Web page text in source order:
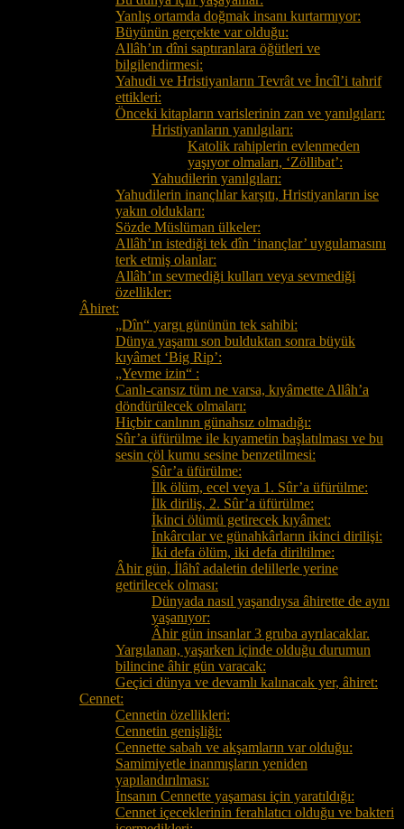
Yanlış ortamda doğmak insanı kurtarmıyor:
Büyünün gerçekte var olduğu:
Allâh’ın dîni saptıranlara öğütleri ve
bilgilendirmesi:
Yahudi ve Hristiyanların Tevrât ve İncîl’i tahrif
ettikleri:
Önceki kitapların varislerinin zan ve yanılgıları:
Hristiyanların yanılgıları:
Katolik rahiplerin evlenmeden
yaşıyor olmaları, ‘Zöllibat’:
Yahudilerin yanılgıları:
Yahudilerin inançlılar karşıtı, Hristiyanların ise
yakın oldukları:
Sözde Müslüman ülkeler:
Allâh’ın istediği tek dîn ‘inançlar’ uygulamasını
terk etmiş olanlar:
Allâh’ın sevmediği kulları veya sevmediği
özellikler:
Âhiret:
„Dîn“ yargı gününün tek sahibi:
Dünya yaşamı son bulduktan sonra büyük
kıyâmet ‘Big Rip’:
„Yevme izin“ :
Canlı-cansız tüm ne varsa, kıyâmette Allâh’a
döndürülecek olmaları:
Hiçbir canlının günahsız olmadığı:
Sûr’a üfürülme ile kıyametin başlatılması ve bu
sesin çöl kumu sesine benzetilmesi:
Sûr’a üfürülme:
İlk ölüm, ecel veya 1. Sûr’a üfürülme:
İlk diriliş, 2. Sûr’a üfürülme:
İkinci ölümü getirecek kıyâmet:
İnkârcılar ve günahkârların ikinci dirilişi:
İki defa ölüm, iki defa diriltilme:
Âhir gün, İlâhî adaletin delillerle yerine
getirilecek olması:
Dünyada nasıl yaşandıysa âhirette de aynı
yaşanıyor:
Âhir gün insanlar 3 gruba ayrılacaklar.
Yargılanan, yaşarken içinde olduğu durumun
bilincine âhir gün varacak:
Geçici dünya ve devamlı kalınacak yer, âhiret:
Cennet:
Cennetin özellikleri:
Cennetin genişliği:
Cennette sabah ve akşamların var olduğu:
Samimiyetle inanmışların yeniden
yapılandırılması:
İnsanın Cennette yaşaması için yaratıldığı:
Cennet içeceklerinin ferahlatıcı olduğu ve bakteri